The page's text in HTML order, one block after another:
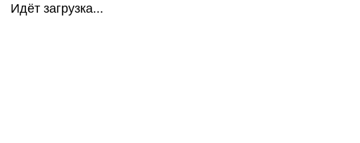
Идёт загрузка...